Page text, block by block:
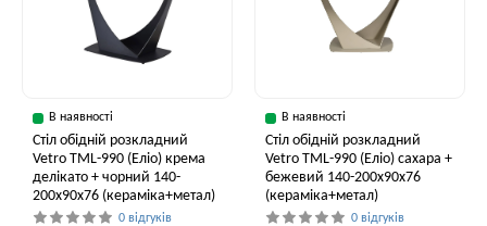
В наявності
Стіл обідній розкладний
Vetro TML-990 (Еліо) крема
делікато + чорний 140-
200x90x76 (кераміка+метал)
0 відгуків
В наявності
Стіл обідній розкладний
Vetro ТМL-990 (Еліо) сахара +
бежевий 140-200x90x76
(кераміка+метал)
0 відгуків